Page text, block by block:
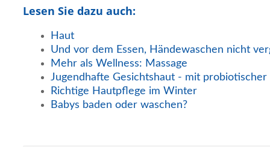
Lesen Sie dazu auch:
Haut
Und vor dem Essen, Händewaschen nicht
Mehr als Wellness: Massage
Jugendhafte Gesichtshaut - mit probiotischer
Richtige Hautpflege im Winter
Babys baden oder waschen?